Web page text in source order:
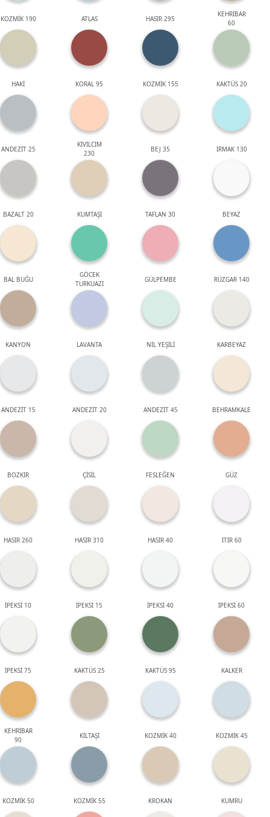
KOZMİK 190 ATLAS HASIR 295
KEHRİBAR
60
HAKİ KORAL 95 KOZMİK 155 KAKTÜS 20
ANDEZİT 25
KIVILCIM
230
BEJ 35 IRMAK 130
BAZALT 20 KUMTAŞI TAFLAN 30 BEYAZ
BAL BUĞU
GÖCEK
TURKUAZI
GÜLPEMBE RÜZGAR 140
KANYON LAVANTA NİL YEŞİLİ KARBEYAZ
ANDEZİT 15 ANDEZİT 20 ANDEZİT 45 BEHRAMKALE
BOZKIR ÇİSİL FESLEĞEN GÜZ
HASIR 260 HASIR 310 HASIR 40 ITIR 60
İPEKSİ 10 İPEKSİ 15 İPEKSİ 40 İPEKSİ 60
İPEKSİ 75 KAKTÜS 25 KAKTÜS 95 KALKER
KEHRİBAR
90
KİLTAŞI KOZMİK 40 KOZMİK 45
KOZMİK 50 KOZMİK 55 KROKAN KUMRU